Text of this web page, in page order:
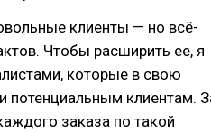
клиенты — но всё-
Чтобы расширить ее, я
которые в свою
потенциальным клиентам.
заказа по такой